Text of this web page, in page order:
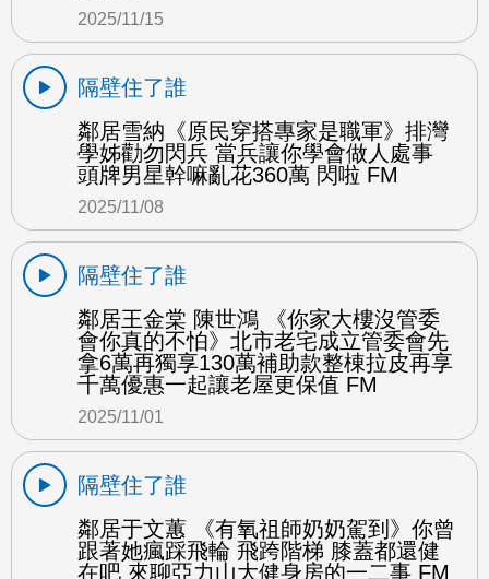
2025/11/15
隔壁住了誰
鄰居雪納《原民穿搭專家是職軍》排灣
學姊勸勿閃兵 當兵讓你學會做人處事
頭牌男星幹嘛亂花360萬 閃啦 FM
2025/11/08
隔壁住了誰
鄰居王金棠 陳世鴻 《你家大樓沒管委
會你真的不怕》北市老宅成立管委會先
拿6萬再獨享130萬補助款整棟拉皮再享
千萬優惠一起讓老屋更保值 FM
2025/11/01
隔壁住了誰
鄰居于文蕙 《有氧祖師奶奶駕到》你曾
跟著她瘋踩飛輪 飛跨階梯 膝蓋都還健
在吧 來聊亞力山大健身房的一二事 FM